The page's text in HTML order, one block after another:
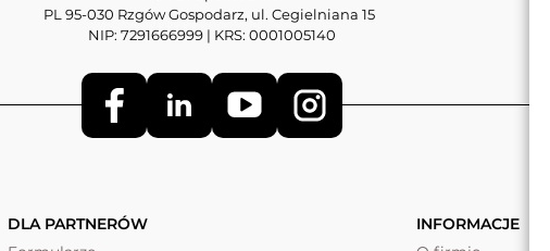
PL 95-030 Rzgów Gospodarz, ul. Cegielniana 15
NIP: 7291666999 | KRS: 0001005140
DLA PARTNERÓW
INFORMACJE